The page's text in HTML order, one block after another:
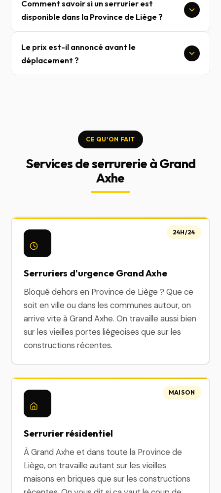
Comment savoir si un serrurier est
disponible dans la Province de Liège ?
Le prix est-il annoncé avant le
déplacement ?
CE QU'ON FAIT
Services de serrurerie à Grand
Axhe
Serruriers d'urgence Grand Axhe
Bloqué dehors en Province de Liège ? Que ce
soit en ville ou dans les communes autour, on
arrive vite à Grand Axhe. On travaille aussi bien
sur les vieilles portes liégeoises que sur les
constructions récentes.
24H/24
Serrurier résidentiel
À Grand Axhe et dans toute la Province de
Liège, on travaille autant sur les vieilles
maisons en briques que sur les constructions
MAISON